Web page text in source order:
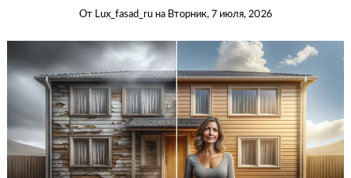
От Lux_fasad_ru на Вторник, 7 июля, 2026